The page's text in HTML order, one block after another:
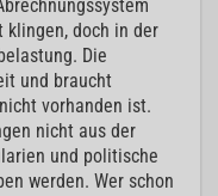
klingen, doch in der
Die
und braucht
vorhanden ist.
nicht aus der
und politische
werden. Wer schon